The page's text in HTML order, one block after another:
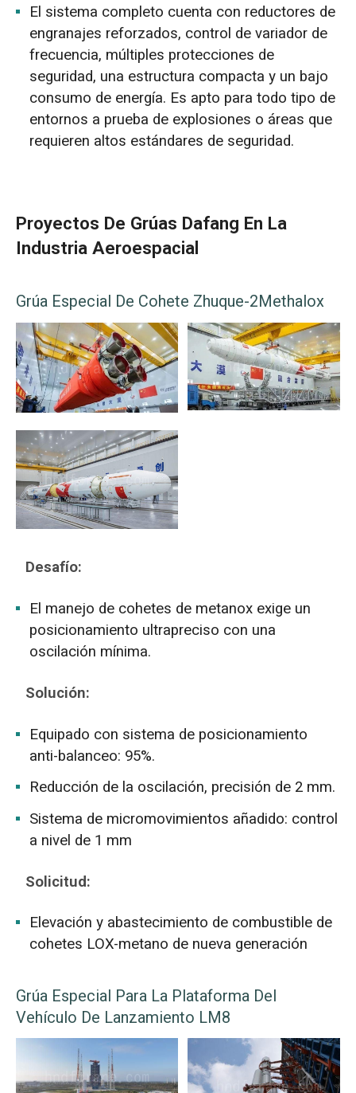
El sistema completo cuenta con reductores de
engranajes reforzados, control de variador de
frecuencia, múltiples protecciones de
seguridad, una estructura compacta y un bajo
consumo de energía. Es apto para todo tipo de
entornos a prueba de explosiones o áreas que
requieren altos estándares de seguridad.
Proyectos De Grúas Dafang En La
Industria Aeroespacial
Grúa Especial De Cohete Zhuque-2Methalox
Desafío:
El manejo de cohetes de metanox exige un
posicionamiento ultrapreciso con una
oscilación mínima.
Solución:
Equipado con sistema de posicionamiento
anti-balanceo: 95%.
Reducción de la oscilación, precisión de 2 mm.
Sistema de micromovimientos añadido: control
a nivel de 1 mm
Solicitud:
Elevación y abastecimiento de combustible de
cohetes LOX-metano de nueva generación
Grúa Especial Para La Plataforma Del
Vehículo De Lanzamiento LM8